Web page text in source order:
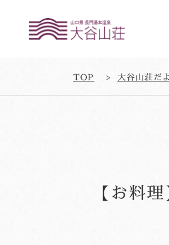
TOP 大谷山荘だ
【お料